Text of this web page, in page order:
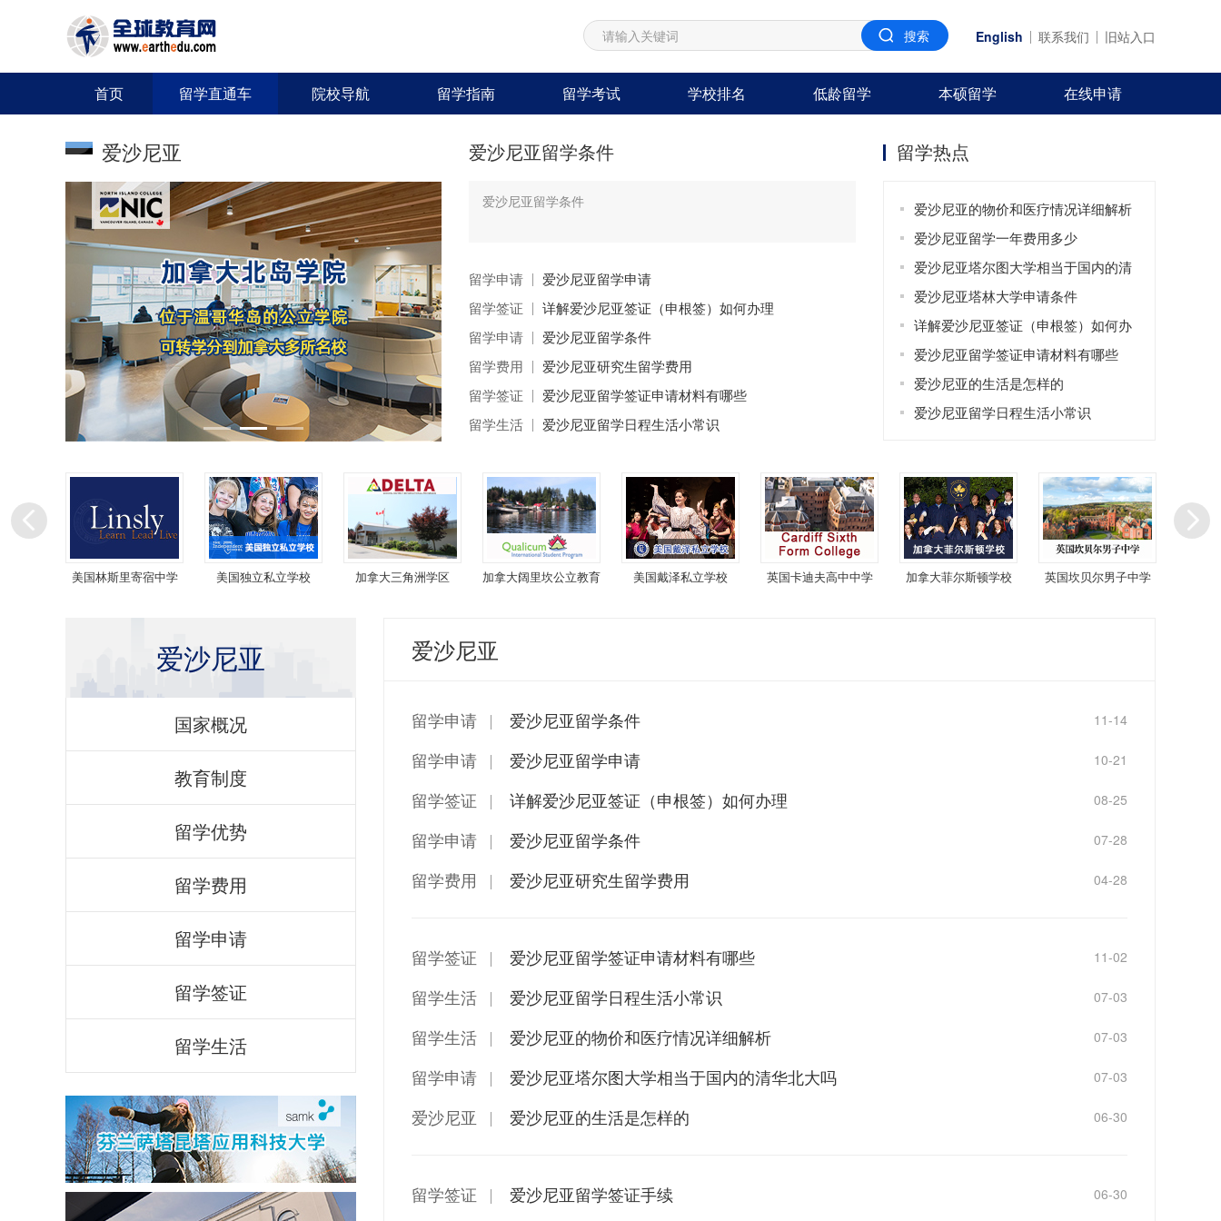
English 联系我们 旧站入口
首页 留学直通车 院校导航 留学指南 留学考试 学校排名 低龄留学 本硕留学 在线申请
爱沙尼亚 爱沙尼亚留学条件
爱沙尼亚留学条件
留学申请
爱沙尼亚留学申请
留学签证
详解爱沙尼亚签证（申根签）如何办理
留学申请
爱沙尼亚留学条件
留学费用
爱沙尼亚研究生留学费用
留学签证
爱沙尼亚留学签证申请材料有哪些
留学生活
爱沙尼亚留学日程生活小常识
留学热点
爱沙尼亚的物价和医疗情况详细解析
爱沙尼亚留学一年费用多少
爱沙尼亚塔尔图大学相当于国内的清
华北大吗
爱沙尼亚塔林大学申请条件
详解爱沙尼亚签证（申根签）如何办
理
爱沙尼亚留学签证申请材料有哪些
爱沙尼亚的生活是怎样的
爱沙尼亚留学日程生活小常识
美国林斯里寄宿中学 美国独立私立学校 加拿大三角洲学区
加拿大阔里坎公立教育
美国戴泽私立学校 英国卡迪夫高中中学 加拿大菲尔斯顿学校 英国坎贝尔男子中学
爱沙尼亚
国家概况
教育制度
留学优势
留学费用
留学申请
留学签证
留学生活
爱沙尼亚
留学申请 爱沙尼亚留学条件 11-14
留学申请 爱沙尼亚留学申请 10-21
留学签证 详解爱沙尼亚签证（申根签）如何办理 08-25
留学申请 爱沙尼亚留学条件 07-28
留学费用 爱沙尼亚研究生留学费用 04-28
留学签证 爱沙尼亚留学签证申请材料有哪些 11-02
留学生活 爱沙尼亚留学日程生活小常识 07-03
留学生活 爱沙尼亚的物价和医疗情况详细解析 07-03
留学申请 爱沙尼亚塔尔图大学相当于国内的清华北大吗 07-03
爱沙尼亚 爱沙尼亚的生活是怎样的 06-30
留学签证 爱沙尼亚留学签证手续 06-30